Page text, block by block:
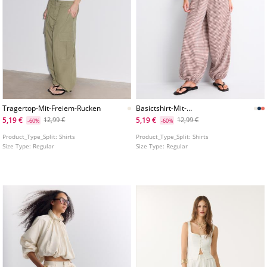
Tragertop-Mit-Freiem-Rucken
5,19 €
-60% 12,99 €
Product_Type_Split:Shirts
Size Type: Regular
Basictshirt-Mit-
Bateauausschnitt
5,19 € -60% 12,99 €
Product_Type_Split:Shirts
Size Type: Regular